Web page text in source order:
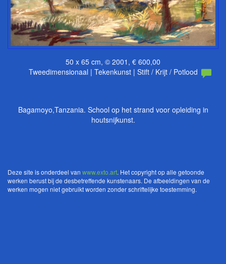
50 x 65 cm, © 2001, € 600,00
Tweedimensionaal | Tekenkunst | Stift / Krijt / Potlood
Bagamoyo,Tanzania. School op het strand voor opleiding in
houtsnijkunst.
Deze site is onderdeel van www.exto.art. Het copyright op alle getoonde
werken berust bij de desbetreffende kunstenaars. De afbeeldingen van de
werken mogen niet gebruikt worden zonder schriftelijke toestemming.